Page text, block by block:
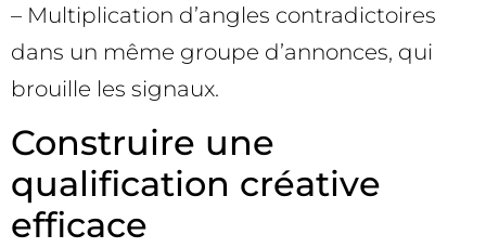
– Multiplication d’angles contradictoires
dans un même groupe d’annonces, qui
brouille les signaux.
Construire une
qualification créative
efficace